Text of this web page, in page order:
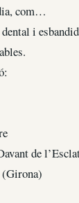
com…
i
de
(Girona)